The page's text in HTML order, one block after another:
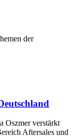
der
Oszmer verstärkt
Aftersales und